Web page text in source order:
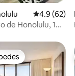
4.9 (62)
de Honolulu, 1
entre huéspedes